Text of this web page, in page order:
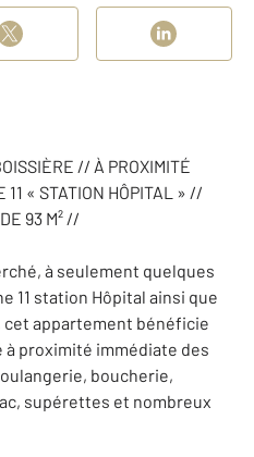
// À PROXIMITÉ
11 « STATION HÔPITAL » //
93 M² //
à seulement quelques
11 station Hôpital ainsi que
cet appartement bénéficie
proximité immédiate des
boucherie,
supérettes et nombreux